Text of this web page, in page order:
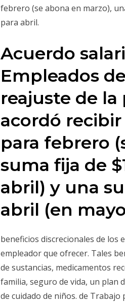
febrero (se abona en marzo),
para abril.
Acuerdo
Empleados
reajuste de la
acordó recibir
para febrero
suma fija de
abril) y una
abril (en
beneficios discrecionales de los
empleador que ofrecer. Tales
de sustancias, medicamentos
familia, seguro de vida, un plan
de cuidado de niños. de